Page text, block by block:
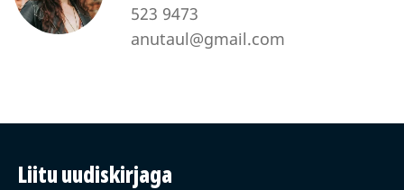
523 9473
anutaul@gmail.com
Liitu uudiskirjaga